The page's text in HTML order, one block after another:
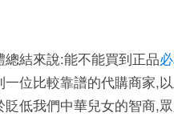
結來說:能不能買到正品
一位比較靠譜的代購商家,
貶低我們中華兒女的智商,